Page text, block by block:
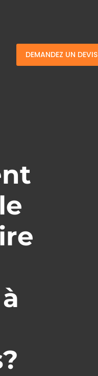
DEMANDEZ UN DEVIS